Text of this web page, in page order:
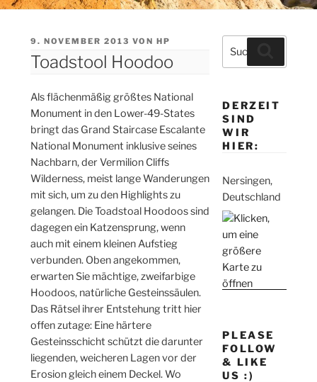
VERÖFFENTLICHT
9. NOVEMBER 2013 VONHP
Toadstool Hoodoo
Als flächenmäßig größtes National
Monument in den Lower-49-States
bringt das Grand Staircase Escalante
National Monument inklusive seines
Nachbarn, der Vermilion Cliffs
Wilderness, meist lange Wanderungen
mit sich, um zu den Highlights zu
gelangen. Die Toadstoal Hoodoos sind
dagegen ein Katzensprung, wenn
auch mit einem kleinen Aufstieg
verbunden. Oben angekommen,
erwarten Sie mächtige, zweifarbige
Hoodoos, natürliche Gesteinssäulen.
Das Rätsel ihrer Entstehung tritt hier
offen zutage: Eine härtere
Gesteinsschicht schützt die darunter
liegenden, weicheren Lagen vor der
Erosion gleich einem Deckel. Wo
Suche
nach:
DERZEIT
SIND
WIR
HIER:
Nersingen,
Deutschland
PLEASE
FOLLOW
& LIKE
US :)